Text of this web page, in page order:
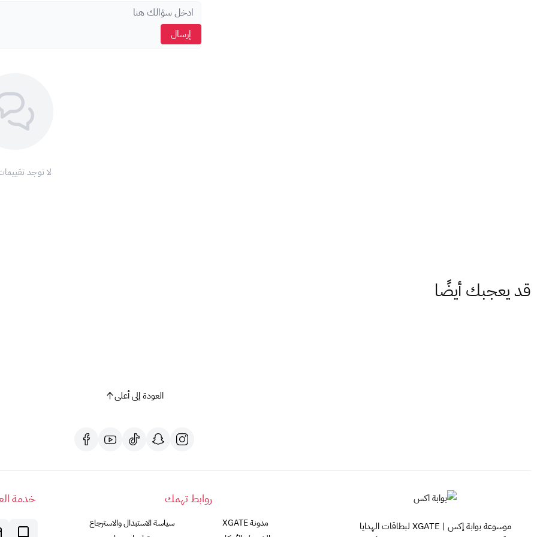
اضغط على "استمرار".
أكّد عملية الشحن.
ستتم إضافة الرصيد إلى حسابك.
سجّل الدخول إلى حسابك أو أنشئ حسابًا جديدًا.
إرسال
لا توجد
قد يعجبك أيضًا
العودة إلى أعلى
موسوعة بوابة إكس | XGATE لبطاقات الهدايا
روابط تهمك
مدونة XGATE
سياسة الاستبدال والاسترجاع
خدمة